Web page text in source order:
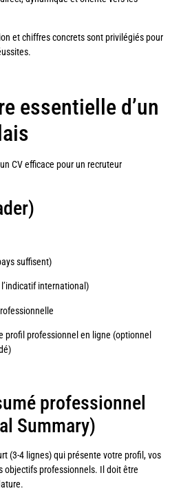
et chiffres concrets sont privilégiés pour
essentielle d’un
CV efficace pour un recruteur
suffisent)
international)
profil professionnel en ligne (optionnel
professionnel
Summary)
(3-4 lignes) qui présente votre profil, vos
objectifs professionnels. Il doit être